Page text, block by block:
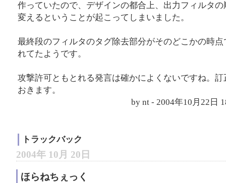
作っていたので、デザインの都合上、出力フィルタの
変えるということが起こってしまいました。
最終段のフィルタのタグ除去部分がそのどこかの時点
れてたようです。
攻撃許可ともとれる発言は確かによくないですね。訂
おきます。
by nt - 2004年10月22日
トラックバック
2004年 10月 20日
ほらねちぇっく